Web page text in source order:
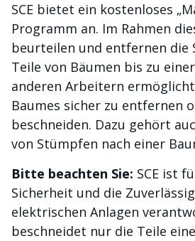
SCE bietet ein kostenloses
Programm an. Im Rahmen
beurteilen und entfernen die
Teile von Bäumen bis zu
anderen Arbeitern
Baumes sicher zu entfernen
beschneiden. Dazu gehört
von Stümpfen nach einer
Bitte beachten Sie: SCE ist
Sicherheit und die
elektrischen Anlagen
beschneidet nur die Teile